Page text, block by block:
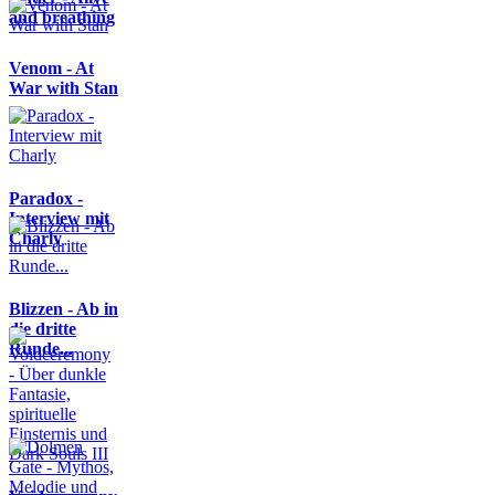
and breathing
Venom - At
War with Stan
Paradox -
Interview mit
Charly
Blizzen - Ab in
die dritte
Runde...